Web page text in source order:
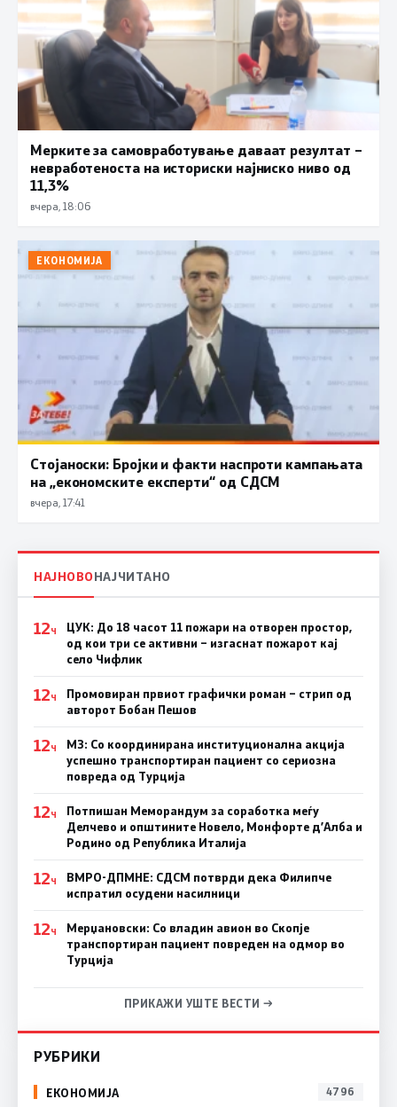
Мерките за самовработување даваат резултат –
невработеноста на историски најниско ниво од
11,3%
вчера, 18:06
ЕКОНОМИЈА
Стојаноски: Бројки и факти наспроти кампањата
на „економските експерти“ од СДСM
вчера, 17:41
НАЈНОВОНАЈЧИТАНО
12Ч
ЦУК: До 18 часот 11 пожари на отворен простор,
од кои три се активни – изгаснат пожарот кај
село Чифлик
12Ч
Промовиран првиот графички роман – стрип од
авторот Бобан Пешов
12Ч
МЗ: Со координирана институционална акција
успешно транспортиран пациент со сериозна
повреда од Турција
12Ч
Потпишан Меморандум за соработка меѓу
Делчево и општините Новело, Монфорте д’Алба и
Родино од Република Италија
12Ч
ВМРО-ДПМНЕ: СДСM потврди дека Филипче
испратил осудени насилници
12Ч
Мерџановски: Со владин авион во Скопје
транспортиран пациент повреден на одмор во
Турција
ПРИКАЖИ УШТЕ ВЕСТИ →
РУБРИКИ
ЕКОНОМИЈА 4796